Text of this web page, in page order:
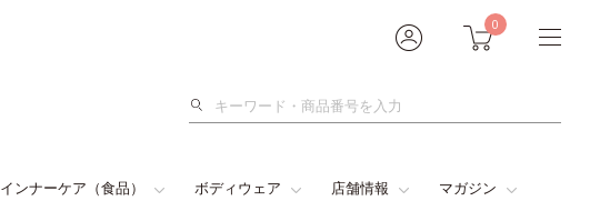
0
検
インナーケア（食品） ボディウェア 店舗情報 マガジン